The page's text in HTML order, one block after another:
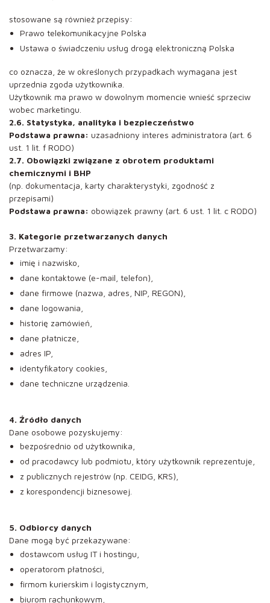
stosowane są również przepisy:
Prawo telekomunikacyjne Polska
Ustawa o świadczeniu usług drogą elektroniczną Polska
co oznacza, że w określonych przypadkach wymagana jest
uprzednia zgoda użytkownika.
Użytkownik ma prawo w dowolnym momencie wnieść sprzeciw
wobec marketingu.
2.6. Statystyka, analityka i bezpieczeństwo
Podstawa prawna: uzasadniony interes administratora (art. 6
ust. 1 lit. f RODO)
2.7. Obowiązki związane z obrotem produktami
chemicznymi i BHP
(np. dokumentacja, karty charakterystyki, zgodność z
przepisami)
Podstawa prawna: obowiązek prawny (art. 6 ust. 1 lit. c RODO)
3. Kategorie przetwarzanych danych
Przetwarzamy:
imię i nazwisko,
dane kontaktowe (e-mail, telefon),
dane firmowe (nazwa, adres, NIP, REGON),
dane logowania,
historię zamówień,
dane płatnicze,
adres IP,
identyfikatory cookies,
dane techniczne urządzenia.
4. Źródło danych
Dane osobowe pozyskujemy:
bezpośrednio od użytkownika,
od pracodawcy lub podmiotu, który użytkownik reprezentuje,
z publicznych rejestrów (np. CEIDG, KRS),
z korespondencji biznesowej.
5. Odbiorcy danych
Dane mogą być przekazywane:
dostawcom usług IT i hostingu,
operatorom płatności,
firmom kurierskim i logistycznym,
biurom rachunkowym,